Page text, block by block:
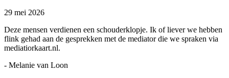
29 mei 2026
Deze mensen verdienen een schouderklopje. Ik of liever we hebben
flink gehad aan de gesprekken met de mediator die we spraken via
mediatiorkaart.nl.
- Melanie van Loon